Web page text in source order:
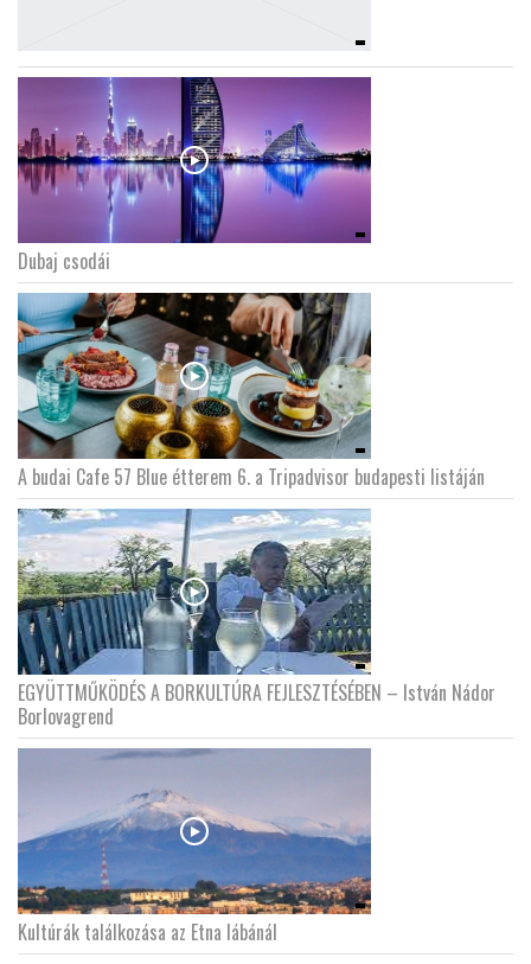
Dubaj csodái
A budai Cafe 57 Blue étterem 6. a Tripadvisor budapesti listáján
EGYÜTTMŰKÖDÉS A BORKULTÚRA FEJLESZTÉSÉBEN – István Nádor
Borlovagrend
Kultúrák találkozása az Etna lábánál